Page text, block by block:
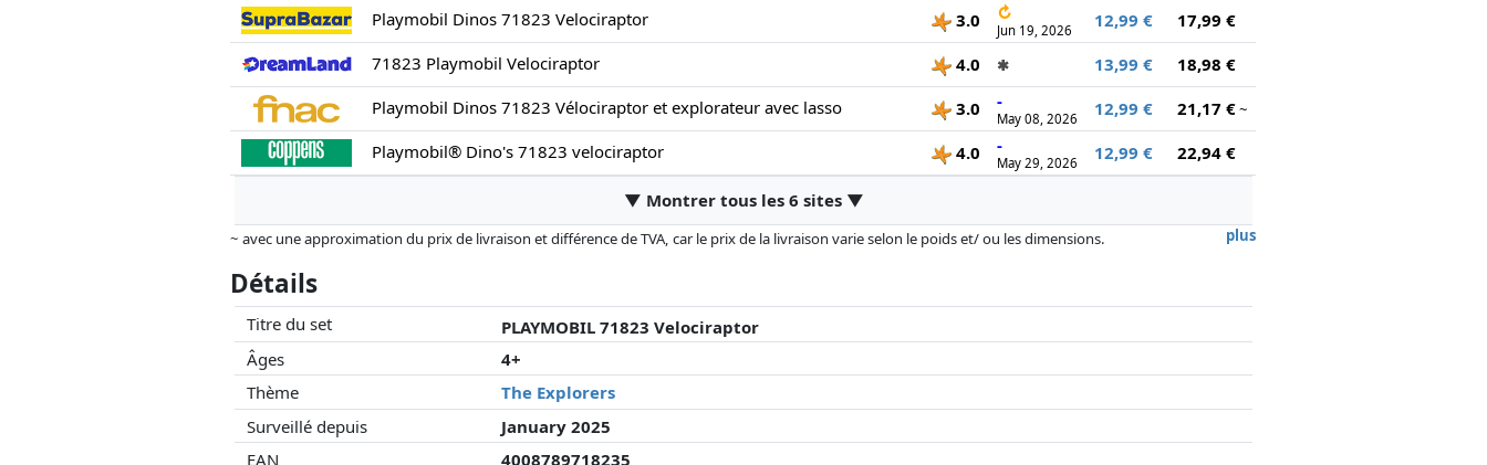
Playmobil Dinos 71823 Velociraptor
3.0 ↻
Jun 19, 2026 12,99 €
17,99 €
71823 Playmobil Velociraptor
4.0 ✱ 13,99 €
18,98 €
Playmobil Dinos 71823 Vélociraptor et explorateur avec lasso
3.0 -
May 08, 2026 12,99 € 21,17 €~
Playmobil® Dino's 71823 velociraptor 4.0 -
May 29, 2026 12,99 € 22,94 €
▼ Montrer tous les 6 sites ▼
plus
~ avec une approximation du prix de livraison et différence de TVA, car le prix de la livraison varie selon le poids et/ ou les dimensions.
aucune influence sur celui-ci. Ce n'est qu'à prix égaux que les réalisations historiques peuvent influencer l'ordre.
Détails
Titre du set
PLAYMOBIL 71823 Velociraptor
Âges
4+
Thème
The Explorers
Surveillé depuis
January 2025
EAN
4008789718235